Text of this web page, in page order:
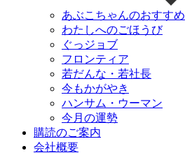
あぶこちゃんのおすすめ
わたしへのごほうび
ぐっジョブ
フロンティア
若だんな・若社長
今もかがやき
ハンサム・ウーマン
今月の運勢
購読のご案内
会社概要